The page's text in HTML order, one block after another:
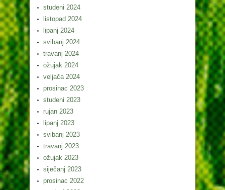
studeni 2024
listopad 2024
lipanj 2024
svibanj 2024
travanj 2024
ožujak 2024
veljača 2024
prosinac 2023
studeni 2023
rujan 2023
lipanj 2023
svibanj 2023
travanj 2023
ožujak 2023
siječanj 2023
prosinac 2022